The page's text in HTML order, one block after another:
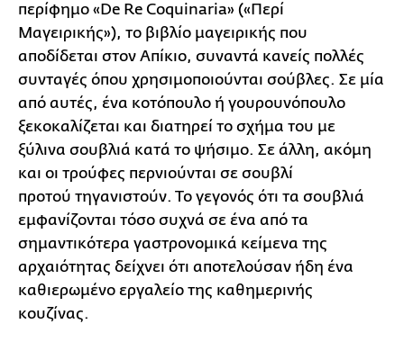
περίφημο «De Re Coquinaria» («Περί
Μαγειρικής»), το βιβλίο μαγειρικής που
αποδίδεται στον Απίκιο, συναντά κανείς πολλές
συνταγές όπου χρησιμοποιούνται σούβλες. Σε μία
από αυτές, ένα κοτόπουλο ή γουρουνόπουλο
ξεκοκαλίζεται και διατηρεί το σχήμα του με
ξύλινα σουβλιά κατά το ψήσιμο. Σε άλλη, ακόμη
και οι τρούφες περνιούνται σε σουβλί
προτού τηγανιστούν. Το γεγονός ότι τα σουβλιά
εμφανίζονται τόσο συχνά σε ένα από τα
σημαντικότερα γαστρονομικά κείμενα της
αρχαιότητας δείχνει ότι αποτελούσαν ήδη ένα
καθιερωμένο εργαλείο της καθημερινής
κουζίνας.